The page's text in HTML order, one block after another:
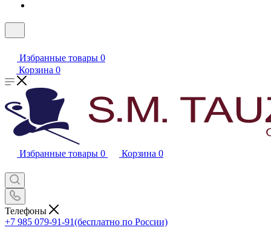
Избранные товары 0
Корзина 0
Избранные товары 0 Корзина 0
Телефоны
+7 985 079-91-91(бесплатно по России)